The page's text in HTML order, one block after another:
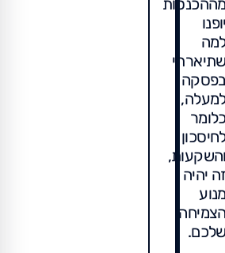
מההכנסות
יופנו
שתיארתי
כלומר
והשקעות,
זה יהיה
מנוע
הצמיחה
שלכם.